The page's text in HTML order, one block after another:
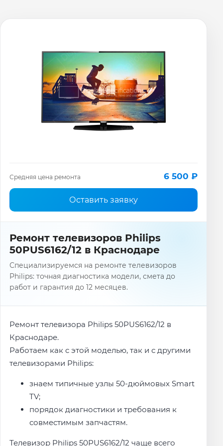
Средняя цена ремонта 6 500 ₽
Оставить заявку
Ремонт телевизоров Philips
50PUS6162/12 в Краснодаре
Специализируемся на ремонте телевизоров
Philips: точная диагностика модели, смета до
работ и гарантия до 12 месяцев.
Ремонт телевизора Philips 50PUS6162/12 в
Краснодаре.
Работаем как с этой моделью, так и с другими
телевизорами Philips:
знаем типичные узлы 50-дюймовых Smart
TV;
порядок диагностики и требования к
совместимым запчастям.
Телевизор Philips 50PUS6162/12 чаще всего